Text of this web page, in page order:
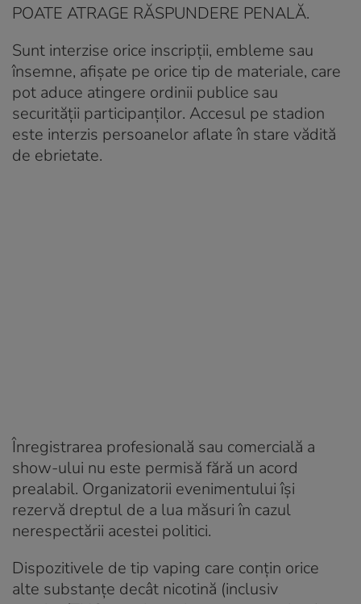
POATE ATRAGE RĂSPUNDERE PENALĂ.
Sunt interzise orice inscripții, embleme sau
însemne, afișate pe orice tip de materiale, care
pot aduce atingere ordinii publice sau
securității participanților. Accesul pe stadion
este interzis persoanelor aflate în stare vădită
de ebrietate.
Înregistrarea profesională sau comercială a
show-ului nu este permisă fără un acord
prealabil. Organizatorii evenimentului își
rezervă dreptul de a lua măsuri în cazul
nerespectării acestei politici.
Dispozitivele de tip vaping care conțin orice
alte substanțe decât nicotină (inclusiv